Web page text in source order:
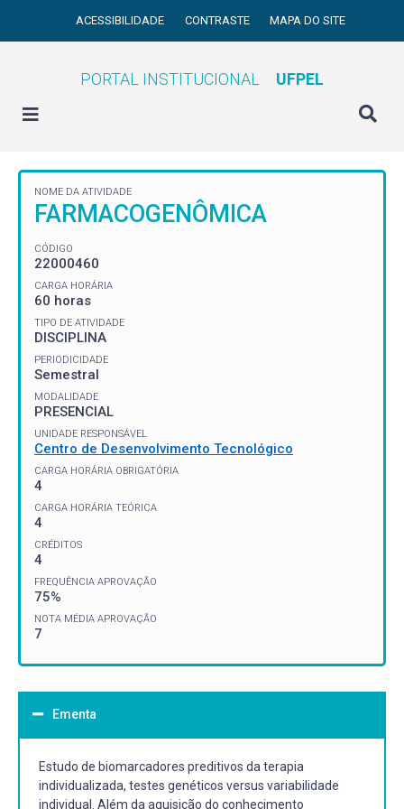
ACESSIBILIDADE CONTRASTE MAPA DO SITE
PORTAL INSTITUCIONAL UFPEL
NOME DA ATIVIDADE
FARMACOGENÔMICA
CÓDIGO
22000460
CARGA HORÁRIA
60 horas
TIPO DE ATIVIDADE
DISCIPLINA
PERIODICIDADE
Semestral
MODALIDADE
PRESENCIAL
UNIDADE RESPONSÁVEL
Centro de Desenvolvimento Tecnológico
CARGA HORÁRIA OBRIGATÓRIA
4
CARGA HORÁRIA TEÓRICA
4
CRÉDITOS
4
FREQUÊNCIA APROVAÇÃO
75%
NOTA MÉDIA APROVAÇÃO
7
Ementa
Estudo de biomarcadores preditivos da terapia
individualizada, testes genéticos versus variabilidade
individual. Além da aquisição do conhecimento